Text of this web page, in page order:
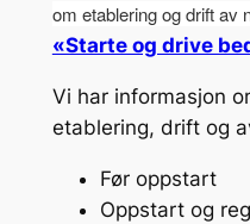
om etablering og drift
«Starte og drive
Vi har informasjon
etablering, drift og
Før oppstart
Oppstart og